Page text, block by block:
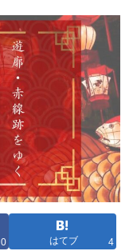
0 はてブ 4